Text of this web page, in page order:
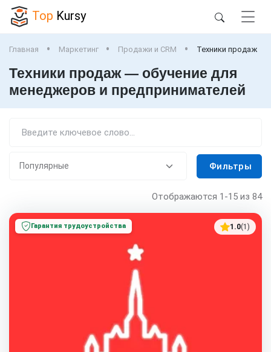
Top Kursy
Главная Маркетинг Продажи и CRM Техники продаж
Техники продаж — обучение для
менеджеров и предпринимателей
Фильтры
Отображаются 1-15 из 84
Гарантия трудоустройства 1.0(1)